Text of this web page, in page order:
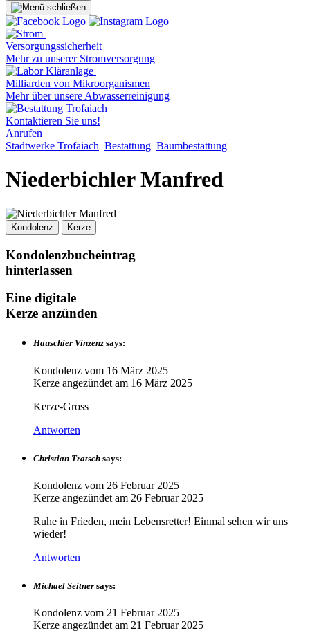
Versorgungssicherheit
Mehr zu unserer Stromversorgung
Milliarden von Mikroorganismen
Mehr über unsere Abwasserreinigung
Kontaktieren Sie uns!
Anrufen
Stadtwerke Trofaiach Bestattung Baumbestattung
Niederbichler Manfred
Kondolenz Kerze
Kondolenzbucheintrag
hinterlassen
Eine digitale
Kerze anzünden
Hauschier Vinzenz says:
Kondolenz vom 16 März 2025
Kerze angezündet am 16 März 2025
Kerze-Gross
Antworten
Christian Tratsch says:
Kondolenz vom 26 Februar 2025
Kerze angezündet am 26 Februar 2025
Ruhe in Frieden, mein Lebensretter! Einmal sehen wir uns
wieder!
Antworten
Michael Seitner says:
Kondolenz vom 21 Februar 2025
Kerze angezündet am 21 Februar 2025